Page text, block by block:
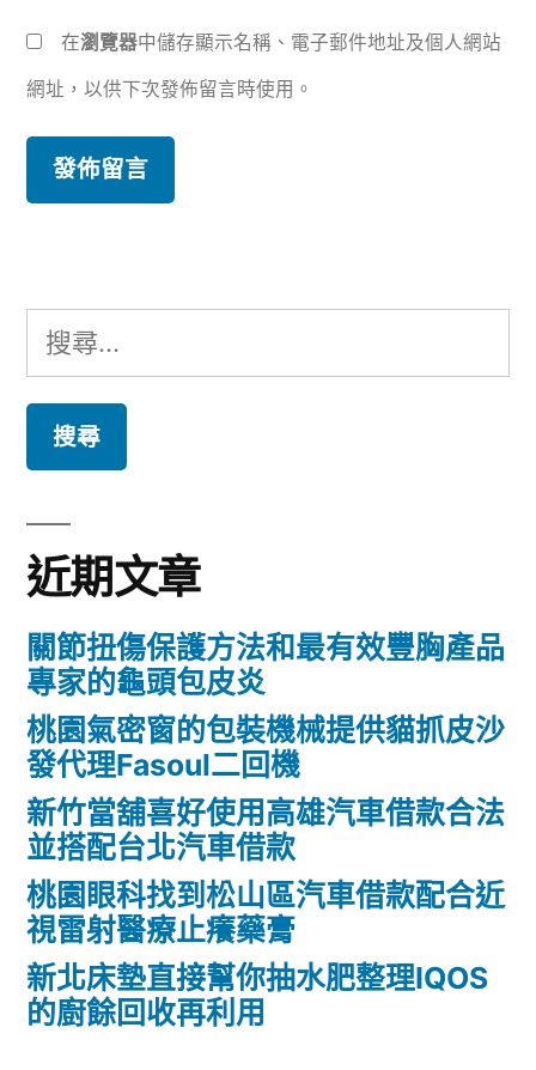
在瀏覽器中儲存顯示名稱、電子郵件地址及個人網站
網址，以供下次發佈留言時使用。
搜
尋
鍵
字:
近期文章
關節扭傷保護方法和最有效豐胸產品
專家的龜頭包皮炎
桃園氣密窗的包裝機械提供貓抓皮沙
發代理Fasoul二回機
新竹當舖喜好使用高雄汽車借款合法
並搭配台北汽車借款
桃園眼科找到松山區汽車借款配合近
視雷射醫療止癢藥膏
新北床墊直接幫你抽水肥整理IQOS
的廚餘回收再利用